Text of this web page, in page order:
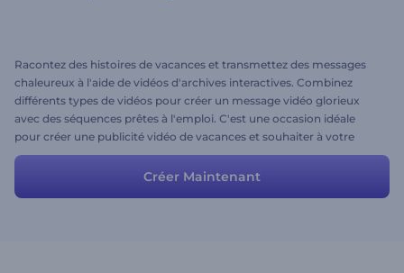
Racontez des histoires de vacances et transmettez des messages
chaleureux à l'aide de vidéos d'archives interactives. Combinez
différents types de vidéos pour créer un message vidéo glorieux
avec des séquences prêtes à l'emploi. C'est une occasion idéale
pour créer une publicité vidéo de vacances et souhaiter à votre
public un joyeux Noël! Vous êtes libre de modifier cette vidéo:
régler les scènes, ajouter de nouvelles vidéos ou supprimer celles
dont vous n’avez pas besoin. Amusez-vous!
Créer Maintenant